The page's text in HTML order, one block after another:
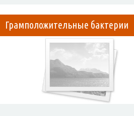
Грамположительные бактерии